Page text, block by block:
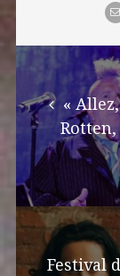
navigation
«
Festival